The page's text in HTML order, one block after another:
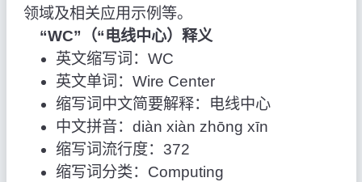
领域及相关应用示例等。
“WC”（“电线中心）释义
英文缩写词：WC
英文单词：Wire Center
缩写词中文简要解释：电线中心
中文拼音：diàn xiàn zhōng xīn
缩写词流行度：372
缩写词分类：Computing